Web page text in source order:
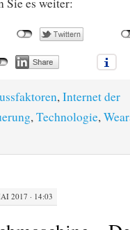
Sie es weiter:
,Internet der
,Technologie,
2017 · 14:03